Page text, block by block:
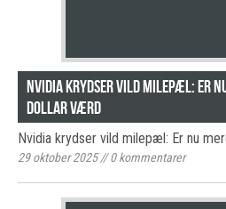
Nvidia krydser vild milepæl: Er nu
dollar værd
Nvidia krydser vild milepæl: Er nu
29 oktober 2025//0kommentarer